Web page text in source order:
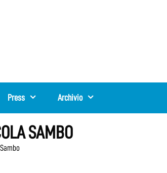
Press Archivio
SAMBO